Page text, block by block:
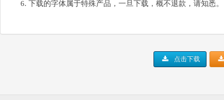
下载的字体属于特殊产品，一旦下载，概不退款，请知悉。
点击下载